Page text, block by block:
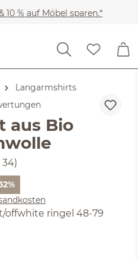
10 % auf Möbel sparen.*
Langarmshirts
von 4.5 von 5 Sternen
aus Bio
offwhite ringel 48-79